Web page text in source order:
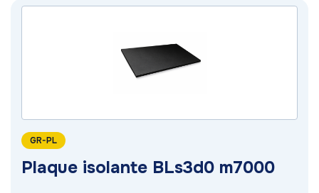
GR-PL
Plaque isolante BLs3d0 m7000